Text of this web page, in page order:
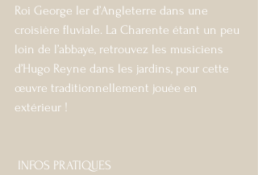
Roi George Ier d’Angleterre dans une
croisière fluviale. La Charente étant un peu
loin de l’abbaye, retrouvez les musiciens
d’Hugo Reyne dans les jardins, pour cette
œuvre traditionnellement jouée en
extérieur !
INFOS PRATIQUES